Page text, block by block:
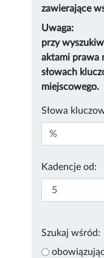
zawierające
Uwaga:
przy
aktami prawa
słowach
miejscowego.
Słowa
Kadencje od:
Szukaj wśród: